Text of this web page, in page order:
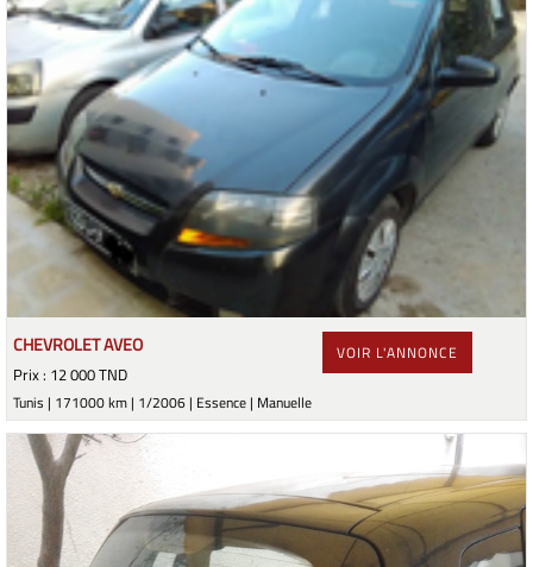
CHEVROLET AVEO
Prix : 12 000 TND
Tunis | 171000 km | 1/2006 | Essence | Manuelle
VOIR L'ANNONCE